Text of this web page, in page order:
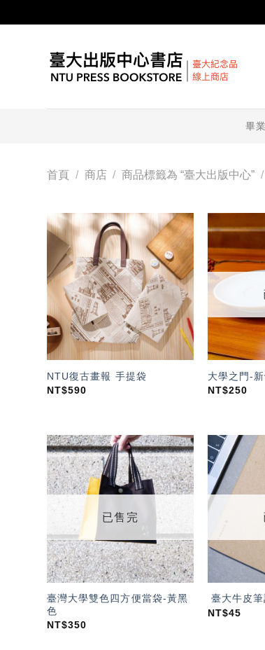
畢
首頁 / 商店 / 商品標籤為 “臺大出版中心” /
加入
「願
望輕
單」
NTU復古畫報 手提袋
NT$590
大學之門-
NT$250
加入
「願
望輕
已售完
臺灣大學雙色四方便當袋-黃黑
色
NT$350
臺大牛皮
NT$45